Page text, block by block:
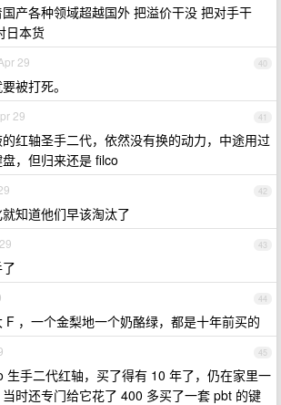
产各种领域超越国外 把溢价干没 把对手干
日本货
40
29
被打死。
41
29
红轴圣手二代，依然没有换的动力，中途用过
，但归来还是 filco
42
知道他们早该淘汰了
43
44
F ，一个金梨地一个奶酪绿，都是十年前买的
45
生手二代红轴，买了得有 10 年了，仍在家里一
时还专门给它花了 400 多买了一套 pbt 的键